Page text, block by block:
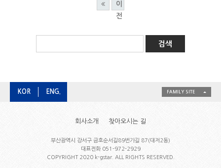
이
전
KOR ENG. FAMILY SITE
회사소개 찾아오시는 길
부산광역시 강서구 금호순서길89번가길 87(대저2동)
대표전화 051-972-2929
COPYRIGHT 2020 k-gstar. ALL RIGHTS RESERVED.